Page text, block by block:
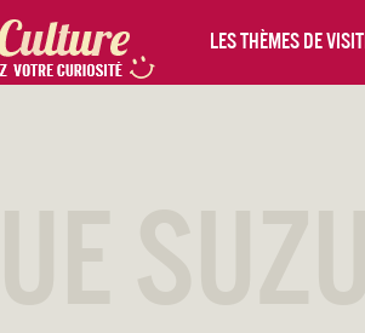
Les thèmes de